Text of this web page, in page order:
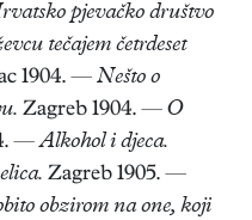
pjevačko društvo
tečajem četrdeset
1904. — Nešto o
Zagreb 1904. — O
—Alkohol i djeca.
Zagreb 1905. —
obzirom na one, koji